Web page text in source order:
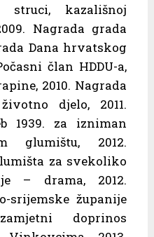
struci, kazališnoj
Nagrada grada
Dana hrvatskog
član HDDU-a,
2010. Nagrada
djelo, 2011.
1939. za izniman
glumištu, 2012.
za svekoliko
– drama, 2012.
srijemske županije
doprinos